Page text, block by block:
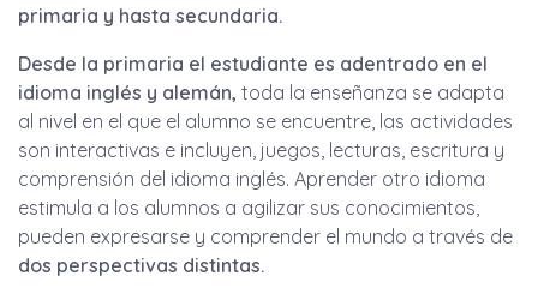
primaria y hasta secundaria.
Desde la primaria el estudiante es adentrado en el
idioma inglés y alemán, toda la enseñanza se adapta
al nivel en el que el alumno se encuentre, las actividades
son interactivas e incluyen, juegos, lecturas, escritura y
comprensión del idioma inglés. Aprender otro idioma
estimula a los alumnos a agilizar sus conocimientos,
pueden expresarse y comprender el mundo a través de
dos perspectivas distintas.